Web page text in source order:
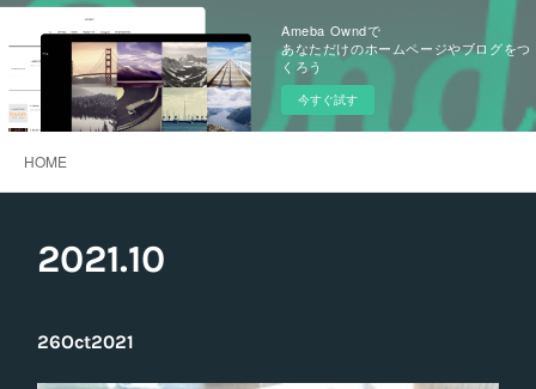
Ameba Owndで
あなただけのホームページやブログをつ
くろう
今すぐ試す
HOME
2021.10
26Oct2021